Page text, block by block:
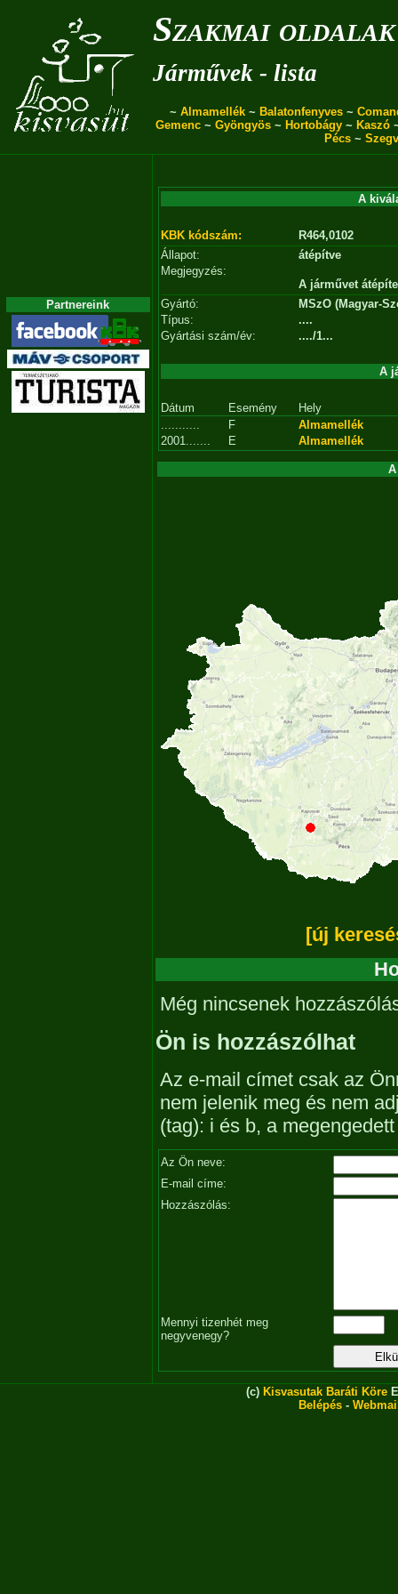
Szakmai oldalak
Járművek - lista
~ Almamellék ~ Balatonfenyves ~
Gemenc ~ Gyöngyös ~ Hortobágy ~ Kaszó
Pécs ~
Partnereink
A
KBK kódszám:
R464,0102
Állapot:
átépítve
Megjegyzés:
A járművet
Gyártó:
MSzO (Magyar-
Típus:
....
Gyártási szám/év:
..../1...
A
Dátum Esemény
Hely
...........
F
Almamellék
2001.......
E Almamellék
[új
Még nincsenek
Ön is hozzászólhat
Az e-mail címet csak az
nem jelenik meg és nem
(tag): i és b, a
Az Ön neve:
E-mail címe:
Hozzászólás:
Mennyi tizenhét meg
negyvenegy?
(c) Kisvasutak Baráti Köre
Belépés -